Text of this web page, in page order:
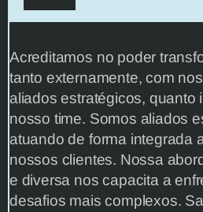
Acreditamos no poder
tanto externamente, com
aliados estratégicos, quanto
nosso time. Somos aliados
atuando de forma integrada
nossos clientes. Nossa
e diversa nos capacita a
desafios mais complexos.